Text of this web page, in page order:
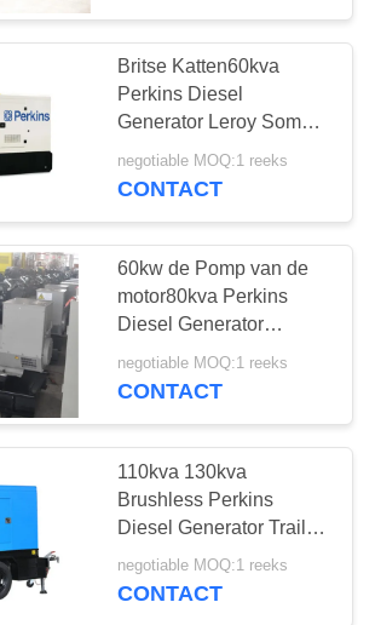
diesel
199
Britse Katten60kva
Perkins Diesel
Generator Leroy Somer
Alternator EPA 80kw
100kw
negotiable MOQ:1 reeks
CONTACT
60kw de Pomp van de
motor80kva Perkins
Diesel Generator
1104D-44TG1 het UK
Filter
negotiable MOQ:1 reeks
CONTACT
110kva 130kva
Brushless Perkins
Diesel Generator Trailer
Towable AVR
negotiable MOQ:1 reeks
CONTACT